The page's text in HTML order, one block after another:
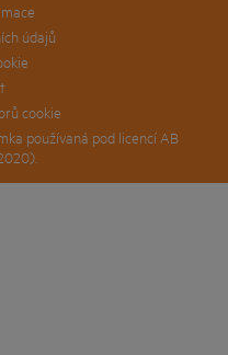
údajů
cookie
používaná pod licencí AB